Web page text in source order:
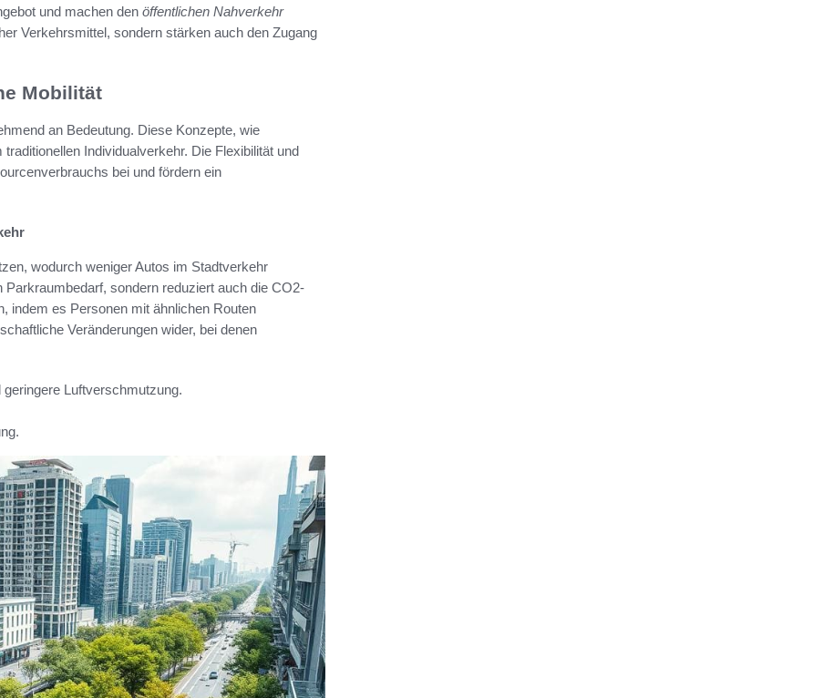
und machen den öffentlichen Nahverkehr
Verkehrsmittel, sondern stärken auch den Zugang
Mobilität
an Bedeutung. Diese Konzepte, wie
Individualverkehr. Die Flexibilität und
bei und fördern ein
wodurch weniger Autos im Stadtverkehr
sondern reduziert auch die CO2-
indem es Personen mit ähnlichen Routen
Veränderungen wider, bei denen
Luftverschmutzung.